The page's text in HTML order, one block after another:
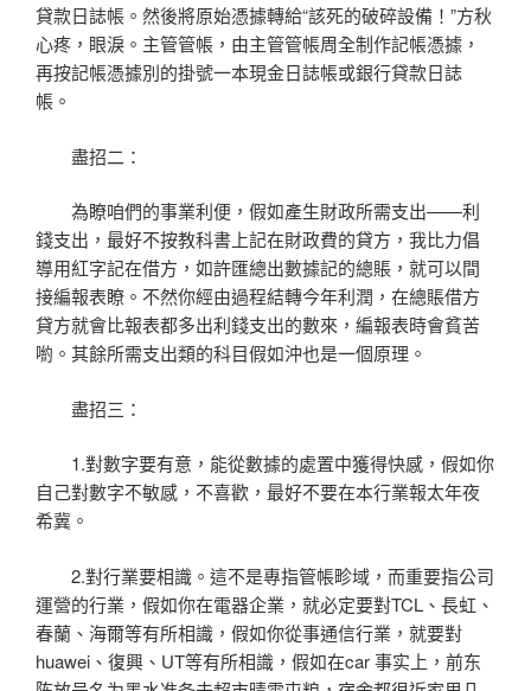
貸款日誌帳。然後將原始憑據轉給“該死的破碎設備！”方秋
心疼，眼淚。主管管帳，由主管管帳周全制作記帳憑據，
再按記帳憑據別的掛號一本現金日誌帳或銀行貸款日誌
帳。
盡招二：
為瞭咱們的事業利便，假如產生財政所需支出——利
錢支出，最好不按教科書上記在財政費的貸方，我比力倡
導用紅字記在借方，如許匯總出數據記的總賬，就可以間
接編報表瞭。不然你經由過程結轉今年利潤，在總賬借方
貸方就會比報表都多出利錢支出的數來，編報表時會貧苦
喲。其餘所需支出類的科目假如沖也是一個原理。
盡招三：
1.對數字要有意，能從數據的處置中獲得快感，假如你
自己對數字不敏感，不喜歡，最好不要在本行業報太年夜
希冀。
2.對行業要相識。這不是專指管帳畛域，而重要指公司
運營的行業，假如你在電器企業，就必定要對TCL、長虹、
春蘭、海爾等有所相識，假如你從事通信行業，就要對
huawei、復興、UT等有所相識，假如在car 事实上，前东